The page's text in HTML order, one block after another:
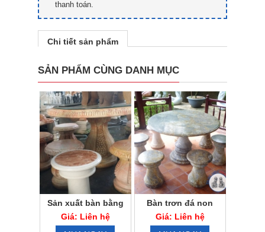
thanh toán.
Chi tiết sản phẩm
SẢN PHẨM CÙNG DANH MỤC
Sản xuất bàn bằng
đá
Giá: Liên hệ
Bàn trơn đá non
nước
Giá: Liên hệ